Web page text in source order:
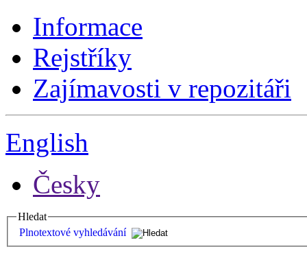
Informace
Rejstříky
Zajímavosti v repozitáři
English
Česky
Hledat
Plnotextové vyhledávání